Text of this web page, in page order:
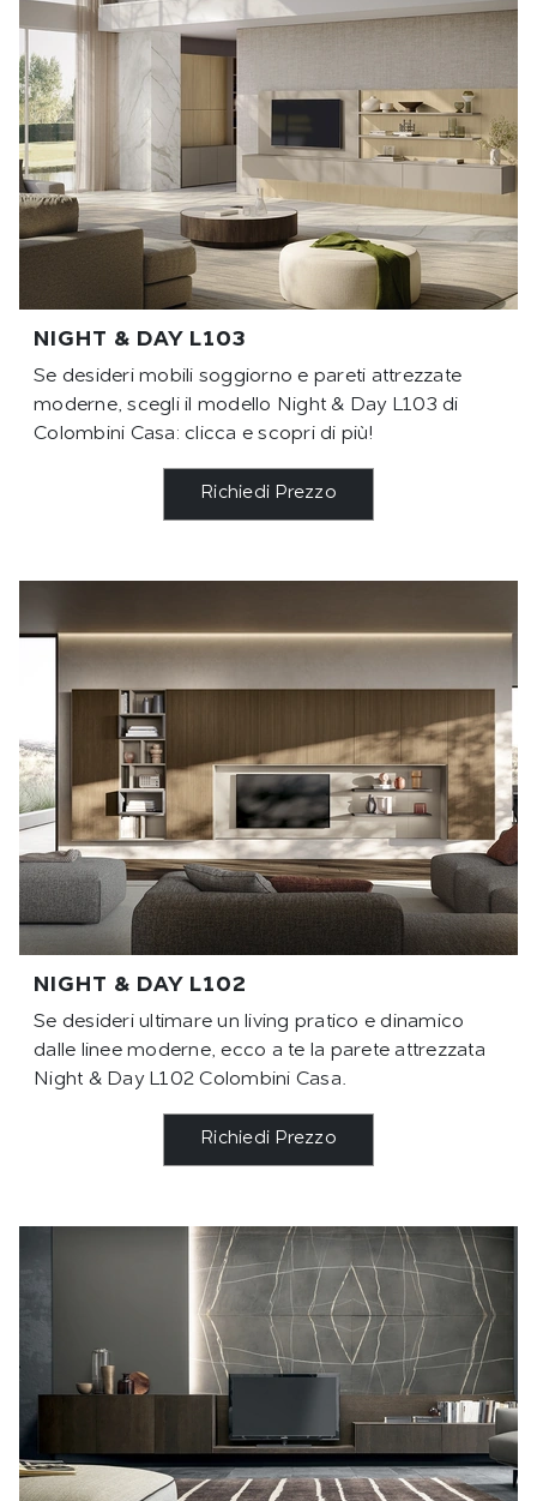
NIGHT & DAY L103
Se desideri mobili soggiorno e pareti attrezzate
moderne, scegli il modello Night & Day L103 di
Colombini Casa: clicca e scopri di più!
Richiedi Prezzo
NIGHT & DAY L102
Se desideri ultimare un living pratico e dinamico
dalle linee moderne, ecco a te la parete attrezzata
Night & Day L102 Colombini Casa.
Richiedi Prezzo